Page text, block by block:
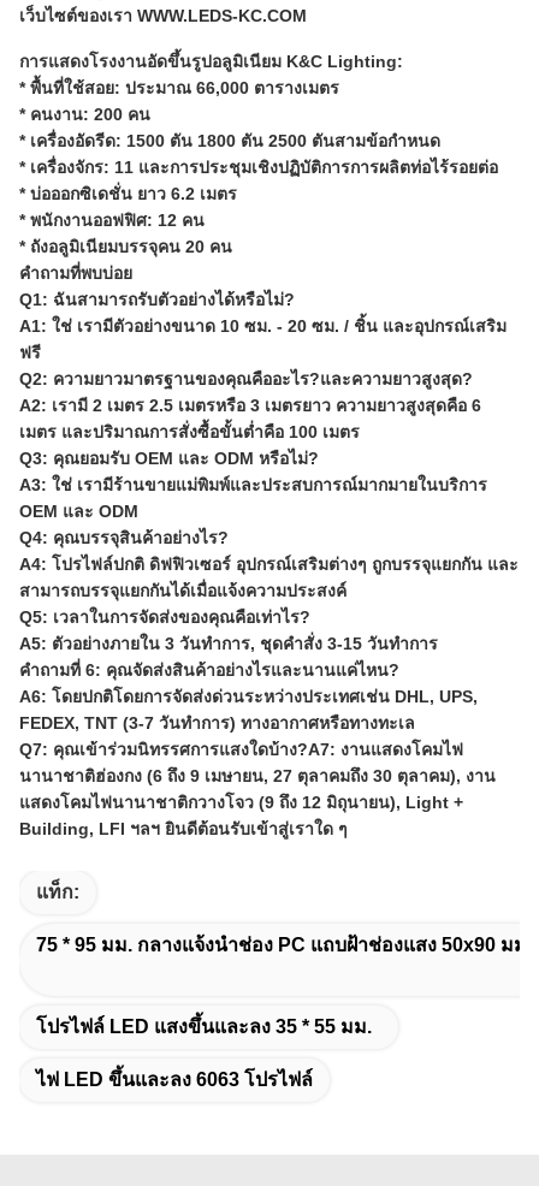
เว็บไซต์ของเรา WWW.LEDS-KC.COM
การแสดงโรงงานอัดขึ้นรูปอลูมิเนียม K&C Lighting:
* พื้นที่ใช้สอย: ประมาณ 66,000 ตารางเมตร
* คนงาน: 200 คน
* เครื่องอัดรีด: 1500 ตัน 1800 ตัน 2500 ตันสามข้อกำหนด
* เครื่องจักร: 11 และการประชุมเชิงปฏิบัติการการผลิตท่อไร้รอยต่อ
* บ่อออกซิเดชั่น ยาว 6.2 เมตร
* พนักงานออฟฟิศ: 12 คน
* ถังอลูมิเนียมบรรจุคน 20 คน
คำถามที่พบบ่อย
Q1: ฉันสามารถรับตัวอย่างได้หรือไม่?
A1: ใช่ เรามีตัวอย่างขนาด 10 ซม. - 20 ซม. / ชิ้น และอุปกรณ์เสริม
ฟรี
Q2: ความยาวมาตรฐานของคุณคืออะไร?และความยาวสูงสุด?
A2: เรามี 2 เมตร 2.5 เมตรหรือ 3 เมตรยาว ความยาวสูงสุดคือ 6
เมตร และปริมาณการสั่งซื้อขั้นต่ำคือ 100 เมตร
Q3: คุณยอมรับ OEM และ ODM หรือไม่?
A3: ใช่ เรามีร้านขายแม่พิมพ์และประสบการณ์มากมายในบริการ
OEM และ ODM
Q4: คุณบรรจุสินค้าอย่างไร?
A4: โปรไฟล์ปกติ ดิฟฟิวเซอร์ อุปกรณ์เสริมต่างๆ ถูกบรรจุแยกกัน และ
สามารถบรรจุแยกกันได้เมื่อแจ้งความประสงค์
Q5: เวลาในการจัดส่งของคุณคือเท่าไร?
A5: ตัวอย่างภายใน 3 วันทำการ, ชุดคำสั่ง 3-15 วันทำการ
คำถามที่ 6: คุณจัดส่งสินค้าอย่างไรและนานแค่ไหน?
A6: โดยปกติโดยการจัดส่งด่วนระหว่างประเทศเช่น DHL, UPS,
FEDEX, TNT (3-7 วันทำการ) ทางอากาศหรือทางทะเล
Q7: คุณเข้าร่วมนิทรรศการแสงใดบ้าง?A7: งานแสดงโคมไฟ
นานาชาติฮ่องกง (6 ถึง 9 เมษายน, 27 ตุลาคมถึง 30 ตุลาคม), งาน
แสดงโคมไฟนานาชาติกวางโจว (9 ถึง 12 มิถุนายน), Light +
Building, LFI ฯลฯ ยินดีต้อนรับเข้าสู่เราใด ๆ
แท็ก:
75 * 95 มม. กลางแจ้งนำช่อง PC แถบฝ้าช่องแสง 50x90 มม.
โปรไฟล์ LED แสงขึ้นและลง 35 * 55 มม.
ไฟ LED ขึ้นและลง 6063 โปรไฟล์